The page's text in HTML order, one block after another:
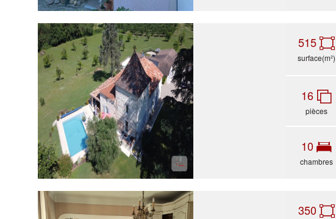
515
surface(m²)
16
pièces
10
chambres
350